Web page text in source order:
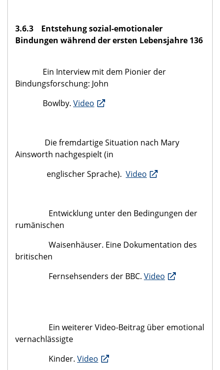
3.6.3 Entstehung sozial-emotionaler
Bindungen während der ersten Lebensjahre 136
Ein Interview mit dem Pionier der
Bindungsforschung: John
Bowlby. Video
Die fremdartige Situation nach Mary
Ainsworth nachgespielt (in
englischer Sprache). Video
Entwicklung unter den Bedingungen der
rumänischen
Waisenhäuser. Eine Dokumentation des
britischen
Fernsehsenders der BBC. Video
Ein weiterer Video-Beitrag über emotional
vernachlässigte
Kinder. Video